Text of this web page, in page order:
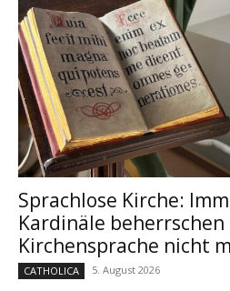
Sprachlose Kirche:
Kardinäle beherrschen
Kirchensprache nicht
CATHOLICA 5. August 2026